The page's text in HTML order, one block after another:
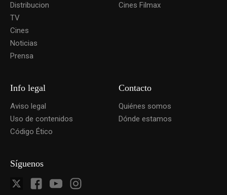
Distribucion
TV
Cines
Noticias
Prensa
Cines Filmax
Info legal
Aviso legal
Uso de contenidos
Código Ético
Contacto
Quiénes somos
Dónde estamos
Síguenos